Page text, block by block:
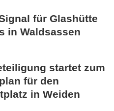
für Glashütte
in Waldsassen
startet zum
für den
in Weiden